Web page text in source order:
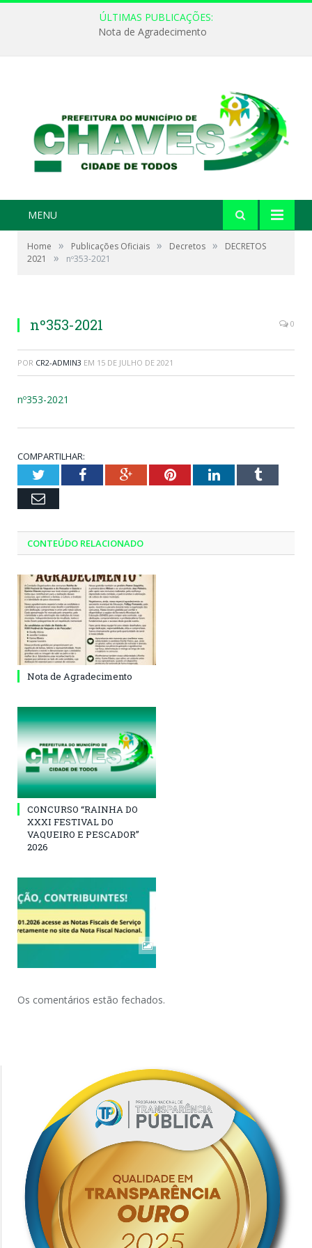
ÚLTIMAS PUBLICAÇÕES:
Nota de Agradecimento
MENU
Home » Publicações Oficiais » Decretos »
DECRETOS
2021
» nº353-2021
nº353-2021 0
POR CR2-ADMIN3 EM 15 DE JULHO DE 2021
nº353-2021
COMPARTILHAR:
TwitterFacebookGoogle+PinterestLinkedInTumblr
Email
CONTEÚDO RELACIONADO
Nota de Agradecimento
CONCURSO “RAINHA DO
XXXI FESTIVAL DO
VAQUEIRO E PESCADOR”
2026
Os comentários estão fechados.